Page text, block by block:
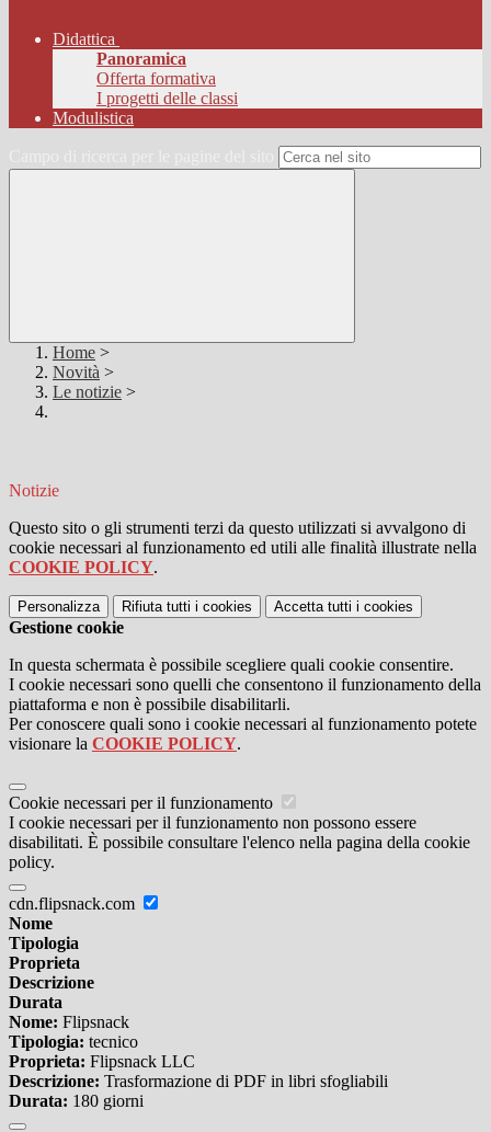
Didattica
Panoramica
Offerta formativa
I progetti delle classi
Modulistica
Home >
Novità >
Le notizie >
Notizie
Questo sito o gli strumenti terzi da questo utilizzati si avvalgono di
cookie necessari al funzionamento ed utili alle finalità illustrate nella
COOKIE POLICY.
Personalizza Rifiuta tutti i cookies Accetta tutti i cookies
Gestione cookie
In questa schermata è possibile scegliere quali cookie consentire.
I cookie necessari sono quelli che consentono il funzionamento della
piattaforma e non è possibile disabilitarli.
Per conoscere quali sono i cookie necessari al funzionamento potete
visionare la COOKIE POLICY.
Cookie necessari per il funzionamento
I cookie necessari per il funzionamento non possono essere
disabilitati. È possibile consultare l'elenco nella pagina della cookie
policy.
cdn.flipsnack.com
Nome
Tipologia
Proprieta
Descrizione
Durata
Nome: Flipsnack
Tipologia: tecnico
Proprieta: Flipsnack LLC
Descrizione: Trasformazione di PDF in libri sfogliabili
Durata: 180 giorni